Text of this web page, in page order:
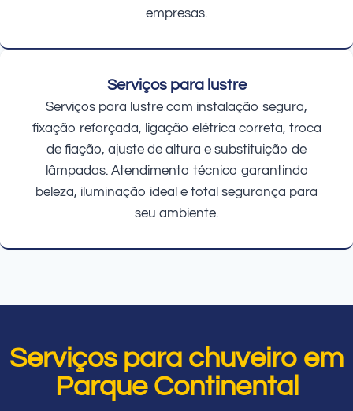
empresas.
Serviços para lustre
Serviços para lustre com instalação segura,
fixação reforçada, ligação elétrica correta, troca
de fiação, ajuste de altura e substituição de
lâmpadas. Atendimento técnico garantindo
beleza, iluminação ideal e total segurança para
seu ambiente.
Serviços para chuveiro em
Parque Continental